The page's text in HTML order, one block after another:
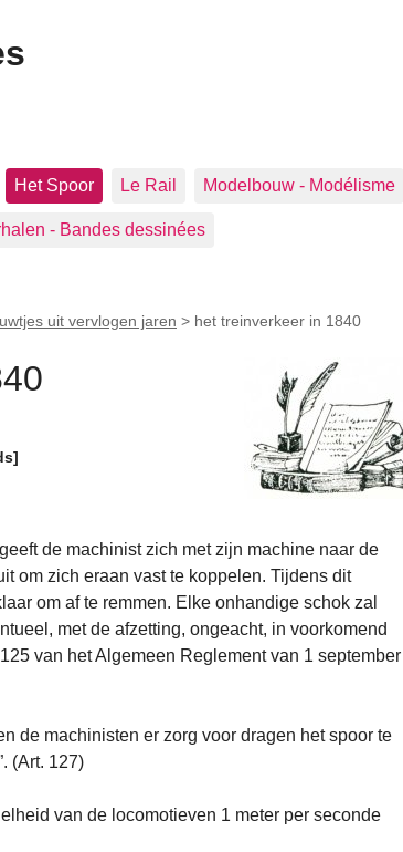
Het Spoor Le Rail Modelbouw - Modélisme
- Bandes dessinées
uit vervlogen jaren > het treinverkeer in 1840
de machinist zich met zijn machine naar de
om zich eraan vast te koppelen. Tijdens dit
om af te remmen. Elke onhandige schok zal
met de afzetting, ongeacht, in voorkomend
van het Algemeen Reglement van 1 september
de machinisten er zorg voor dragen het spoor te
(Art. 127)
van de locomotieven 1 meter per seconde